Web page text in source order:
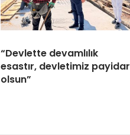
“Devlette devamlılık
esastır, devletimiz payidar
olsun”